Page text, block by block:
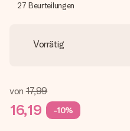
27 Beurteilungen
Vorrätig
von 17,99
16,19 -10%